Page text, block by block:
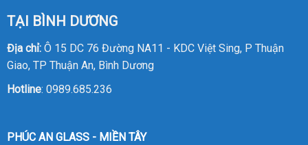
TẠI BÌNH DƯƠNG
Địa chỉ:Ô 15 DC 76 Đường NA11 - KDC Việt Sing, P Thuận
Giao, TP Thuận An, Bình Dương
Hotline: 0989.685.236
PHÚC AN GLASS - MIỀN TÂY